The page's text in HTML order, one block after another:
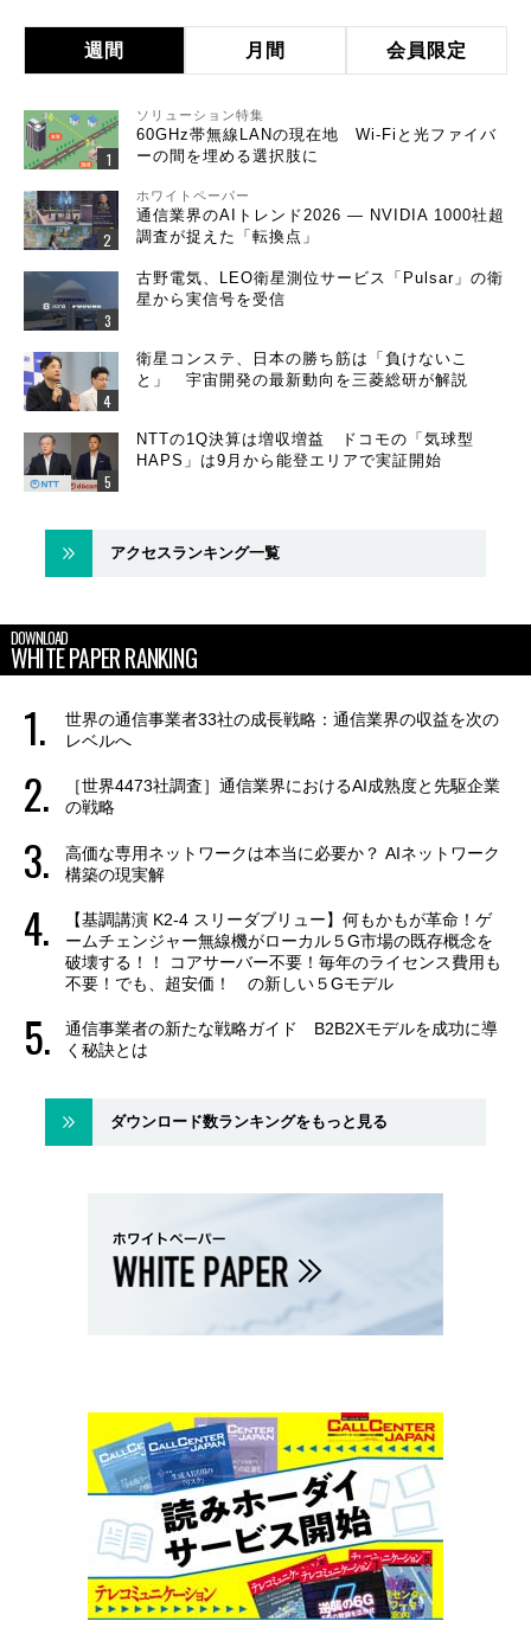
週間 月間 会員限定
ソリューション特集
60GHz帯無線LANの現在地 Wi-Fiと光ファイバ
ーの間を埋める選択肢に
ホワイトペーパー
通信業界のAIトレンド2026 ― NVIDIA 1000社超
調査が捉えた「転換点」
古野電気、LEO衛星測位サービス「Pulsar」の衛
星から実信号を受信
衛星コンステ、日本の勝ち筋は「負けないこ
と」 宇宙開発の最新動向を三菱総研が解説
NTTの1Q決算は増収増益 ドコモの「気球型
HAPS」は9月から能登エリアで実証開始
アクセスランキング一覧
DOWNLOAD
WHITE PAPER RANKING
世界の通信事業者33社の成長戦略：通信業界の収益を次の
レベルへ
［世界4473社調査］通信業界におけるAI成熟度と先駆企業
の戦略
高価な専用ネットワークは本当に必要か？ AIネットワーク
構築の現実解
【基調講演 K2-4 スリーダブリュー】何もかもが革命！ゲ
ームチェンジャー無線機がローカル５G市場の既存概念を
破壊する！！ コアサーバー不要！毎年のライセンス費用も
不要！でも、超安価！ の新しい５Gモデル
通信事業者の新たな戦略ガイド B2B2Xモデルを成功に導
く秘訣とは
ダウンロード数ランキングをもっと見る